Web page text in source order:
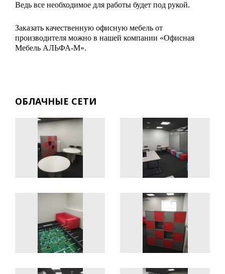
Ведь все необходимое для работы будет под рукой.
Заказать качественную офисную мебель от
производителя можно в нашей компании «Офисная
Мебель АЛЬФА-М».
ОБЛАЧНЫЕ СЕТИ